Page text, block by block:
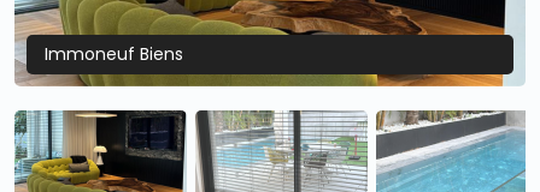
Immoneuf Biens